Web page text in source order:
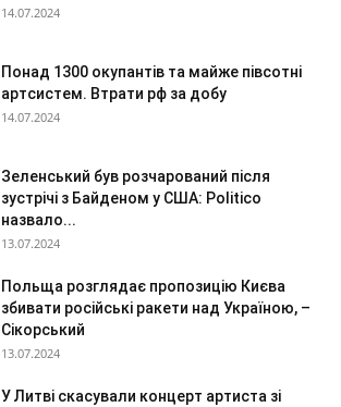
14.07.2024
Понад 1300 окупантів та майже півсотні
артсистем. Втрати рф за добу
14.07.2024
Зеленський був розчарований після
зустрічі з Байденом у США: Politico
назвало...
13.07.2024
Польща розглядає пропозицію Києва
збивати російські ракети над Україною, –
Сікорський
13.07.2024
У Литві скасували концерт артиста зі